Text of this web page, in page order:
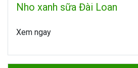
Nho xanh sữa Đài Loan
Xem ngay